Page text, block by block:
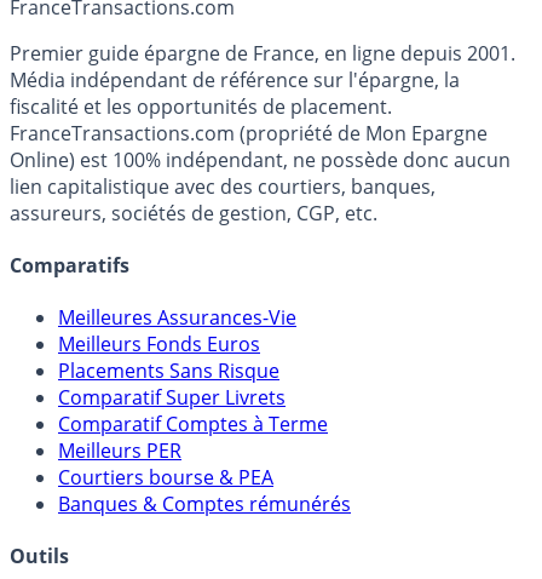
Accéder au simulateur
FranceTransactions.com
Premier guide épargne de France, en ligne depuis 2001.
Média indépendant de référence sur l'épargne, la
fiscalité et les opportunités de placement.
FranceTransactions.com (propriété de Mon Epargne
Online) est 100% indépendant, ne possède donc aucun
lien capitalistique avec des courtiers, banques,
Meilleures Assurances-Vie
Meilleurs Fonds Euros
Placements Sans Risque
Comparatif Super Livrets
Comparatif Comptes à Terme
Meilleurs PER
Courtiers bourse & PEA